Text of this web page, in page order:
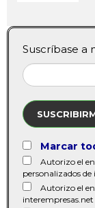
Suscríbase a
Marcar
Autorizo el
personalizados
Autorizo el
interempresas.net